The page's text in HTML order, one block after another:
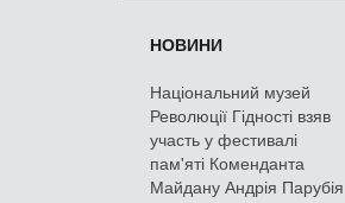
НОВИНИ
Національний музей
Революції Гідності взяв
участь у фестивалі
пам'яті Коменданта
Майдану Андрія Парубія